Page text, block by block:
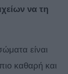
να τη
είναι
καθαρή και